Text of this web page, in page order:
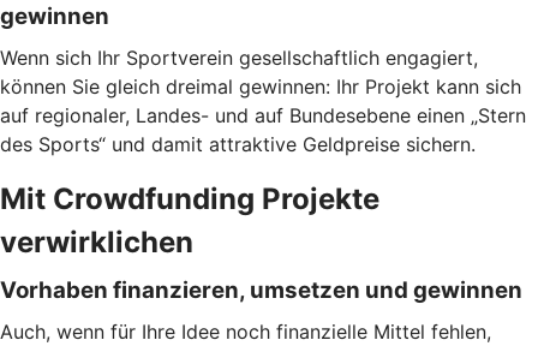
gewinnen
Wenn sich Ihr Sportverein gesellschaftlich engagiert,
können Sie gleich dreimal gewinnen: Ihr Projekt kann sich
auf regionaler, Landes- und auf Bundesebene einen „Stern
des Sports“ und damit attraktive Geldpreise sichern.
Mit Crowdfunding Projekte
verwirklichen
Vorhaben finanzieren, umsetzen und gewinnen
Auch, wenn für Ihre Idee noch finanzielle Mittel fehlen,